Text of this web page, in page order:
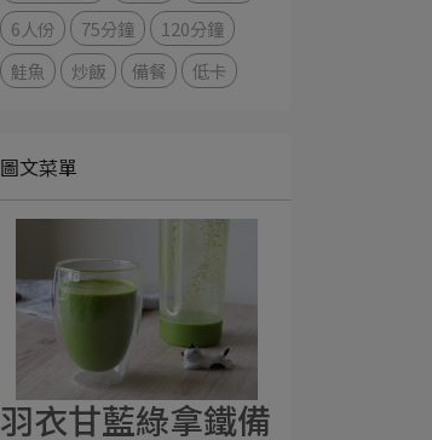
6人份
75分鐘
120分鐘
鮭魚
炒飯 備餐 低卡
圖文菜單
羽衣甘藍綠拿鐵備